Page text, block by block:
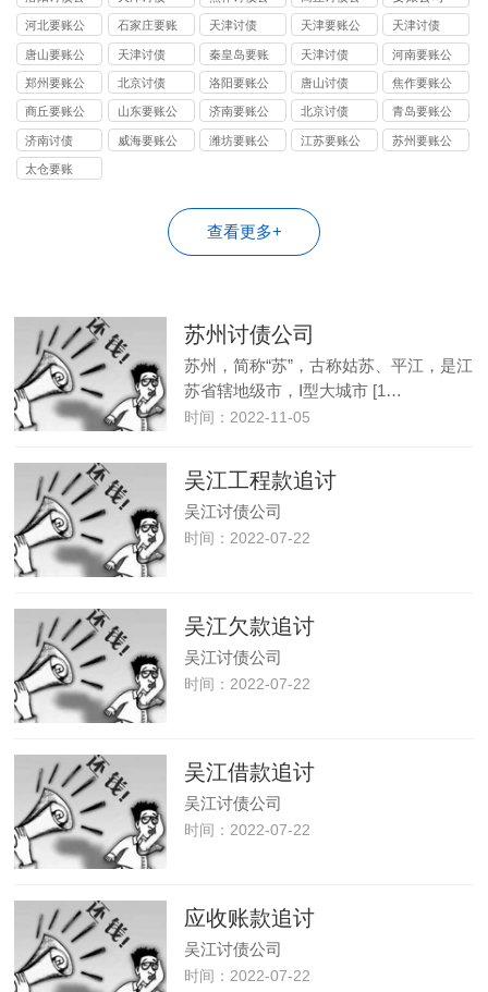
司
司
司
河北要账公
司
石家庄要账
公司
天津讨债
天津要账公
司
天津讨债
唐山要账公
司
天津讨债
秦皇岛要账
公司
天津讨债
河南要账公
司
郑州要账公
司
北京讨债
洛阳要账公
司
唐山讨债
焦作要账公
司
商丘要账公
司
山东要账公
司
济南要账公
司
北京讨债
青岛要账公
司
济南讨债
威海要账公
潍坊要账公
江苏要账公
苏州要账公
太仓要账
查看更多+
苏州讨债公司
苏州，简称“苏”，古称姑苏、平江，是江
苏省辖地级市，Ⅰ型大城市 [1…
时间：2022-11-05
吴江工程款追讨
吴江讨债公司
时间：2022-07-22
吴江欠款追讨
吴江讨债公司
时间：2022-07-22
吴江借款追讨
吴江讨债公司
时间：2022-07-22
应收账款追讨
吴江讨债公司
时间：2022-07-22